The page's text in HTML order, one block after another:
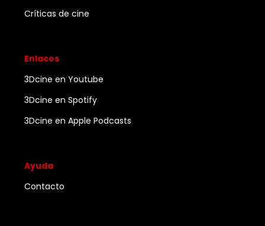
Críticas de cine
Enlaces
3Dcine en Youtube
3Dcine en Spotify
3Dcine en Apple Podcasts
Ayuda
Contacto